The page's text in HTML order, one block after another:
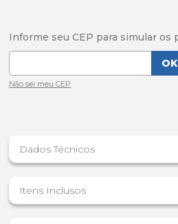
Dados Técnicos
Itens Inclusos